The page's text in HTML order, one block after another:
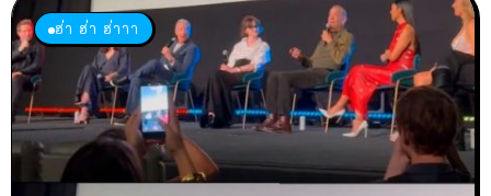
ฮ่า ฮ่า ฮ่าาา